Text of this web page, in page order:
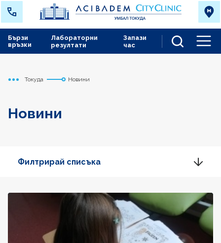
Лабораторни
резултати
Запази
час
Бързи
връзки
Начало
Токуда Новини
Новини
Филтрирай списъка